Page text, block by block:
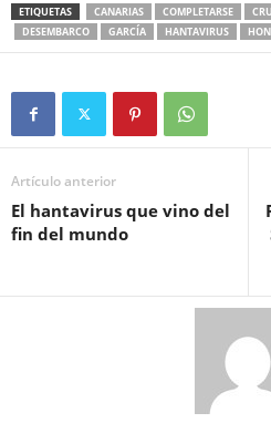
ETIQUETAS CANARIAS COMPLETARSE
DESEMBARCO
GARCÍA HANTAVIRUS
Artículo anterior
El hantavirus que vino del
fin del mundo